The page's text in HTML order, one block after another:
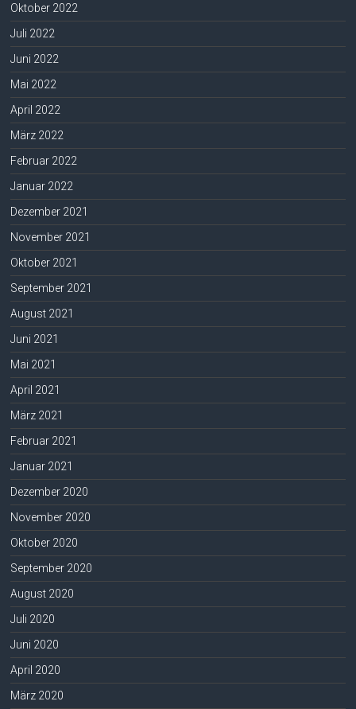
Oktober 2022
Juli 2022
Juni 2022
Mai 2022
April 2022
März 2022
Februar 2022
Januar 2022
Dezember 2021
November 2021
Oktober 2021
September 2021
August 2021
Juni 2021
Mai 2021
April 2021
März 2021
Februar 2021
Januar 2021
Dezember 2020
November 2020
Oktober 2020
September 2020
August 2020
Juli 2020
Juni 2020
April 2020
März 2020